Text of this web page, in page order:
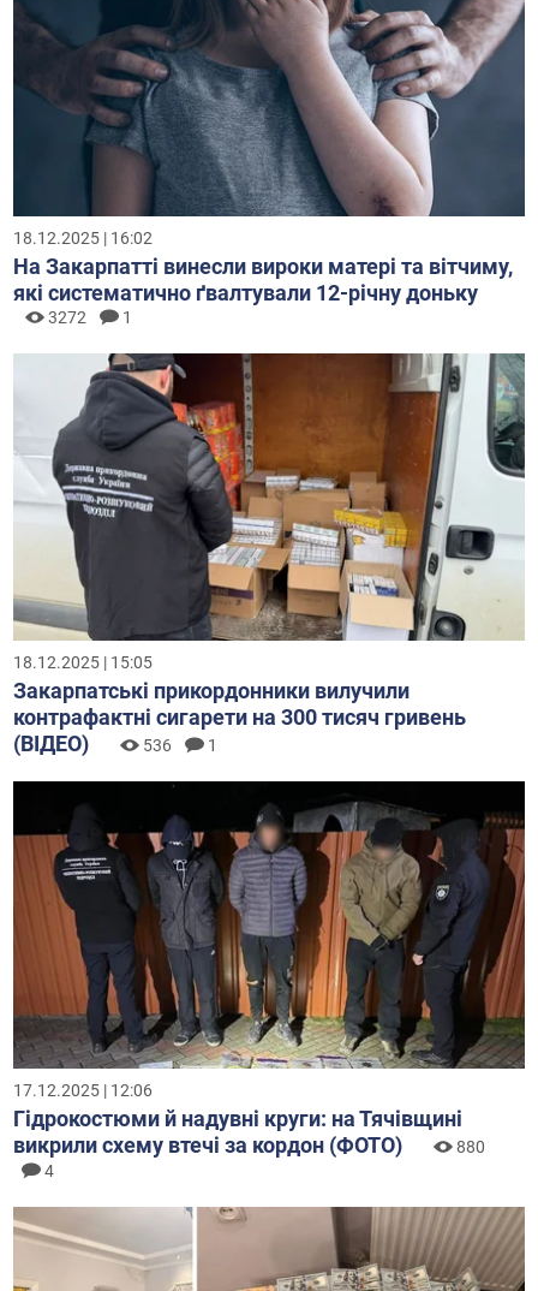
18.12.2025 | 16:02
На Закарпатті винесли вироки матері та вітчиму,
які систематично ґвалтували 12-річну доньку
3272 1
18.12.2025 | 15:05
Закарпатські прикордонники вилучили
контрафактні сигарети на 300 тисяч гривень
(ВІДЕО)
536 1
17.12.2025 | 12:06
Гідрокостюми й надувні круги: на Тячівщині
викрили схему втечі за кордон (ФОТО)
880
4